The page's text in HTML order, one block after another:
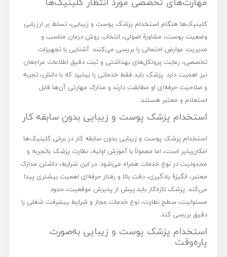
کلینیک‌ها هنگام استخدام پزشک پوست و زیبایی، تسلط بر ارزیابی
وضعیت پوست، مشاورۀ اصولی، انتخاب روش درمان مناسب و
مدیریت عوارض احتمالی را بررسی می‌کنند. آشنایی با تجهیزات
تخصصی، رعایت پروتکل‌های بهداشتی و ثبت دقیق اطلاعات مراجعان
نیز اهمیت دارد. پزشک باید فقط خدماتی را بپذیرد که با دانش، تجربه
و صلاحیت حرفه‌ای او مطابقت دارند و مدارک مهارتی آن‌ها قابل
استعلام و معتبر هستند.
استخدام پزشک پوست و زیبایی بدون سابقه کار
استخدام پزشک پوست و زیبایی بدون سابقه کار در برخی کلینیک‌ها
امکان‌پذیر است، اما معمولاً با آموزش اولیه، نظارت پزشک باتجربه و
محدودیت در نوع خدمات همراه می‌شود. در این شرایط، داشتن مدارک
معتبر، انگیزۀ یادگیری، دقت بالا و رفتار حرفه‌ای اهمیت بیشتری پیدا
می‌کند. پزشک تازه‌کار باید پیش از پذیرش موقعیت، حدود
مسئولیت، سطح نظارت، نوع خدمات مجاز و شرایط پیشرفت شغلی را
دقیق بررسی کند.
استخدام پزشک پوست و زیبایی به‌صورت
پاره‌وقت